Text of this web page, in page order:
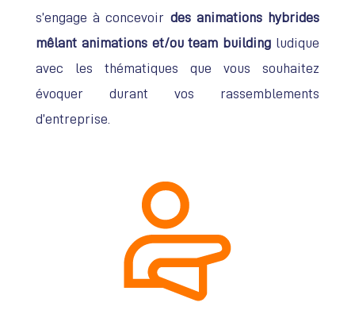
s’engage à concevoir des animations hybrides
mêlant animations et/ou team building ludique
avec les thématiques que vous souhaitez
évoquer durant vos rassemblements
d’entreprise.